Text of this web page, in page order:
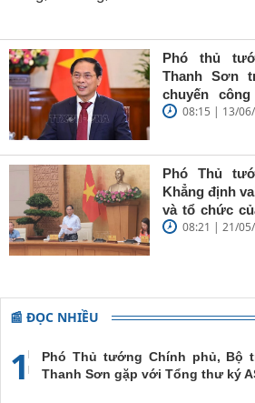
Phó thủ
Thanh Sơn
chuyến
Chính phủ
08:15 | 13/
Phó Thủ
Khẳng định
và tổ chức
đề cao chủ
08:21 | 21/
📰 ĐỌC NHIỀU
1
Phó Thủ tướng Chính phủ, Bộ
Thanh Sơn gặp với Tổng thư ký